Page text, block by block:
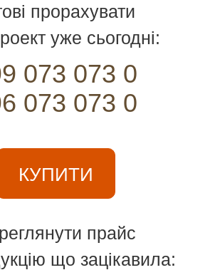
прорахувати
уже сьогодні:
073 073 0
073 073 0
КУПИТИ
прайс
що зацікавила: